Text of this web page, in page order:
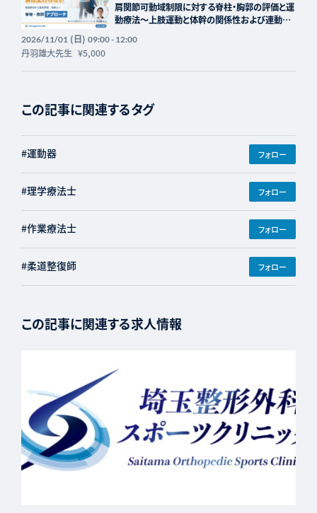
肩関節可動域制限に対する脊柱・胸郭の評価と運
動療法〜上肢運動と体幹の関係性および連動
ーライフ】
2026/11/01(日) 09:00 - 12:00
丹羽雄大先生 ¥5,000
この記事に関連するタグ
#運動器 フォロー
#理学療法士 フォロー
#作業療法士 フォロー
#柔道整復師 フォロー
この記事に関連する求人情報